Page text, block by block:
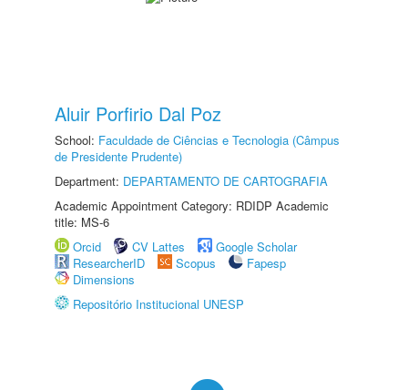
Aluir Porfirio Dal Poz
School: Faculdade de Ciências e Tecnologia (Câmpus
de Presidente Prudente)
Department: DEPARTAMENTO DE CARTOGRAFIA
Academic Appointment Category: RDIDP Academic
title: MS-6
Orcid
CV Lattes
Google Scholar
ResearcherID
Scopus
Fapesp
Dimensions
Repositório Institucional UNESP